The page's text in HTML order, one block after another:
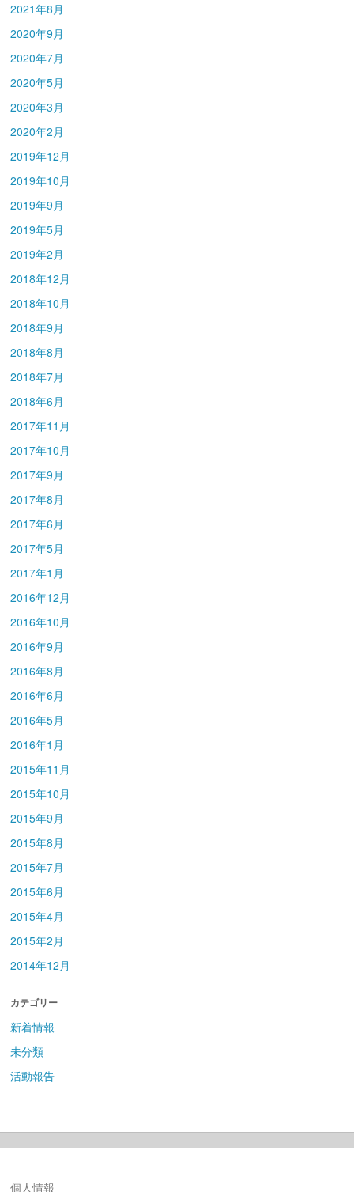
2021年8月
2020年9月
2020年7月
2020年5月
2020年3月
2020年2月
2019年12月
2019年10月
2019年9月
2019年5月
2019年2月
2018年12月
2018年10月
2018年9月
2018年8月
2018年7月
2018年6月
2017年11月
2017年10月
2017年9月
2017年8月
2017年6月
2017年5月
2017年1月
2016年12月
2016年10月
2016年9月
2016年8月
2016年6月
2016年5月
2016年1月
2015年11月
2015年10月
2015年9月
2015年8月
2015年7月
2015年6月
2015年4月
2015年2月
2014年12月
カテゴリー
新着情報
未分類
活動報告
個人情報